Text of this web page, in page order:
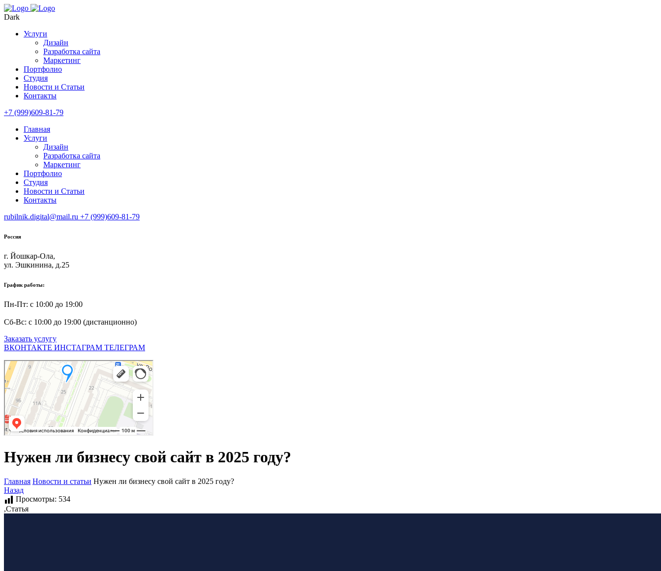
Dark
Услуги
Дизайн
Разработка сайта
Маркетинг
Портфолио
Студия
Новости и Статьи
Контакты
+7 (999)609-81-79
Главная
Услуги
Дизайн
Разработка сайта
Маркетинг
Портфолио
Студия
Новости и Статьи
Контакты
rubilnik.digital@mail.ru +7 (999)609-81-79
Россия
г. Йошкар-Ола,
ул. Эшкинина, д.25
График работы:
Пн-Пт: с 10:00 до 19:00
Сб-Вс: с 10:00 до 19:00 (дистанционно)
Заказать услугу
ВКОНТАКТЕ ИНСТАГРАМ ТЕЛЕГРАМ
Нужен ли бизнесу свой сайт в 2025 году?
Главная Новости и статьи Нужен ли бизнесу свой сайт в 2025 году?
Назад
Просмотры: 534
,Статья